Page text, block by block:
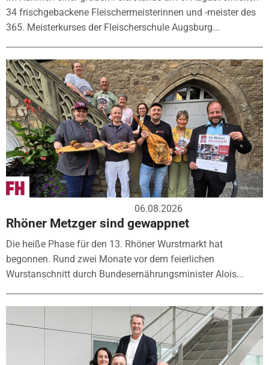
34 frischgebackene Fleischermeisterinnen und -meister des
365. Meisterkurses der Fleischerschule Augsburg...
06.08.2026
Rhöner Metzger sind gewappnet
Die heiße Phase für den 13. Rhöner Wurstmarkt hat
begonnen. Rund zwei Monate vor dem feierlichen
Wurstanschnitt durch Bundesernährungsminister Alois...